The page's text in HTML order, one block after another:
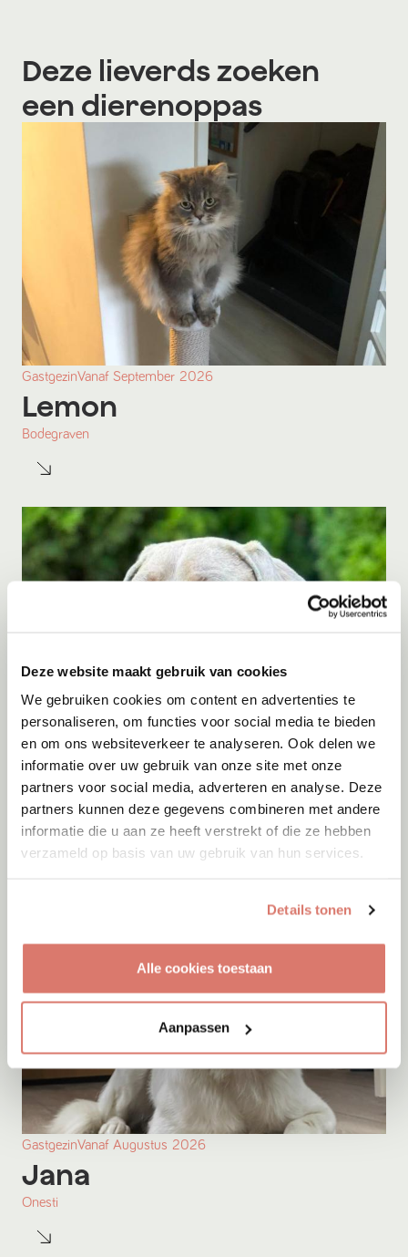
Deze website maakt gebruik van cookies
We gebruiken cookies om content en advertenties te
personaliseren, om functies voor social media te bieden
en om ons websiteverkeer te analyseren. Ook delen we
informatie over uw gebruik van onze site met onze
partners voor social media, adverteren en analyse. Deze
partners kunnen deze gegevens combineren met andere
informatie die u aan ze heeft verstrekt of die ze hebben
verzameld op basis van uw gebruik van hun services.
Details tonen
Alle cookies toestaan
Aanpassen
Deze lieverds zoeken
een dierenoppas
GastgezinVanaf September 2026
Lemon
Bodegraven
GastgezinVanafAugustus 2026
Axsel
Veles
GastgezinVanaf Augustus 2026
Jana
Onesti